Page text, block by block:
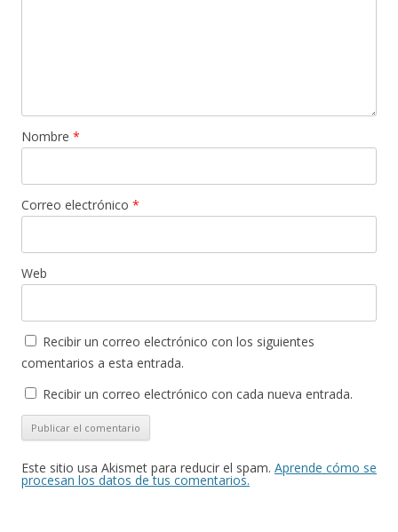
Nombre *
Correo electrónico *
Web
Recibir un correo electrónico con los siguientes
comentarios a esta entrada.
Recibir un correo electrónico con cada nueva entrada.
Este sitio usa Akismet para reducir el spam. Aprende cómo se
procesan los datos de tus comentarios.